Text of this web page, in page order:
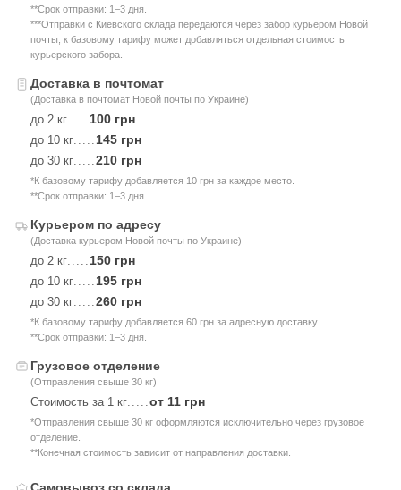
**Срок отправки: 1–3 дня.
***Отправки с Киевского склада передаются через забор курьером Новой
почты, к базовому тарифу может добавляться отдельная стоимость
курьерского забора.
Доставка в почтомат
(Доставка в почтомат Новой почты по Украине)
до 2 кг 100 грн
до 10 кг 145 грн
до 30 кг 210 грн
*К базовому тарифу добавляется 10 грн за каждое место.
**Срок отправки: 1–3 дня.
Курьером по адресу
(Доставка курьером Новой почты по Украине)
до 2 кг 150 грн
до 10 кг 195 грн
до 30 кг 260 грн
*К базовому тарифу добавляется 60 грн за адресную доставку.
**Срок отправки: 1–3 дня.
Грузовое отделение
(Отправления свыше 30 кг)
Стоимость за 1 кг от 11 грн
*Отправления свыше 30 кг оформляются исключительно через грузовое
отделение.
**Конечная стоимость зависит от направления доставки.
Самовывоз со склада